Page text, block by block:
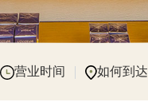
营业时间 如何到达